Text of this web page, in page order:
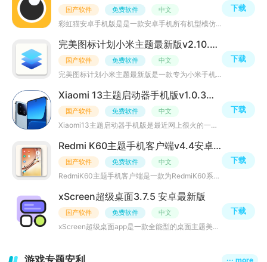
国产软件 免费软件 中文
彩虹猫安卓手机版是是一款安卓手机所有机型模仿ios的主题软件合集，在这里你可以跨安卓手机模仿，或者是模仿
下载
完美图标计划小米主题最新版v2.10.5安卓版
国产软件 免费软件 中文
完美图标计划小米主题最新版是一款专为小米手机用户打造的个性化主题应用程序，它提供了数千款精美的图标和
下载
Xiaomi 13主题启动器手机版v1.0.3最新安卓版
国产软件 免费软件 中文
Xiaomi13主题启动器手机版是最近网上很火的一款小米13主题桌面启动器，里面拥有大量高清主题壁纸资源，用户
下载
Redmi K60主题手机客户端v4.4安卓版
国产软件 免费软件 中文
RedmiK60主题手机客户端是一款为RedmiK60系列手机量身定制的主题软件，提供了各种风格多样的主题，可以让用
下载
xScreen超级桌面3.7.5 安卓最新版
国产软件 免费软件 中文
xScreen超级桌面app是一款全能型的桌面主题美化软件。该软件拥有超过600款小组件供用户自由组合，涵盖生活、
下载
游戏专题安利 ··· more